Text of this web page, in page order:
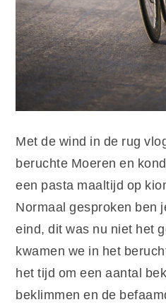
Met de wind in de rug
beruchte Moeren en
een pasta maaltijd op
Normaal gesproken ben
eind, dit was nu niet het
kwamen we in het
het tijd om een aantal
beklimmen en de